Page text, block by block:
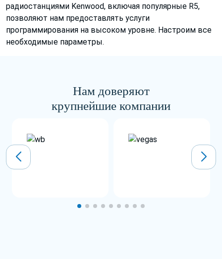
радиостанциями Kenwood, включая популярные R5,
позволяют нам предоставлять услуги
программирования на высоком уровне. Настроим все
необходимые параметры.
Нам доверяют
крупнейшие компании